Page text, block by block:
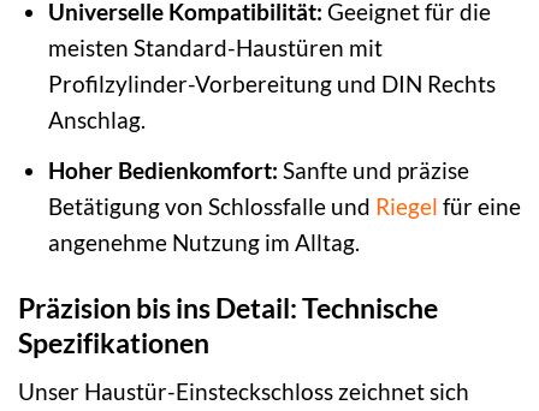
Universelle Kompatibilität: Geeignet für die
meisten Standard-Haustüren mit
Profilzylinder-Vorbereitung und DIN Rechts
Anschlag.
Hoher Bedienkomfort: Sanfte und präzise
Betätigung von Schlossfalle und Riegel für eine
angenehme Nutzung im Alltag.
Präzision bis ins Detail: Technische
Spezifikationen
Unser Haustür-Einsteckschloss zeichnet sich